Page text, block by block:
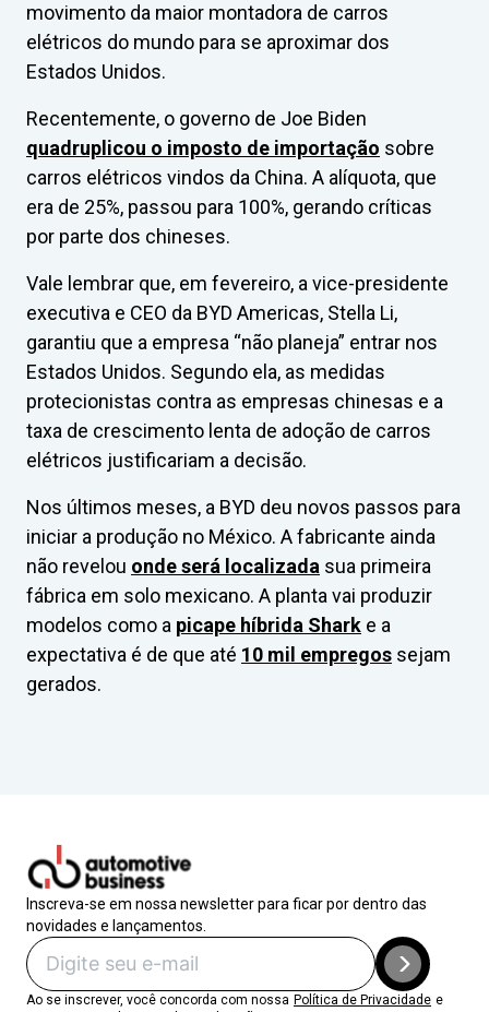
movimento da maior montadora de carros
elétricos do mundo para se aproximar dos
Estados Unidos.
Recentemente, o governo de Joe Biden
quadruplicou o imposto de importação sobre
carros elétricos vindos da China. A alíquota, que
era de 25%, passou para 100%, gerando críticas
por parte dos chineses.
Vale lembrar que, em fevereiro, a vice-presidente
executiva e CEO da BYD Americas, Stella Li,
garantiu que a empresa “não planeja” entrar nos
Estados Unidos. Segundo ela, as medidas
protecionistas contra as empresas chinesas e a
taxa de crescimento lenta de adoção de carros
elétricos justificariam a decisão.
Nos últimos meses, a BYD deu novos passos para
iniciar a produção no México. A fabricante ainda
não revelou onde será localizada sua primeira
fábrica em solo mexicano. A planta vai produzir
modelos como a picape híbrida Shark e a
expectativa é de que até 10 mil empregos sejam
gerados.
Inscreva-se em nossa newsletter para ficar por dentro das
novidades e lançamentos.
Ao se inscrever, você concorda com nossa Política de Privacidade e